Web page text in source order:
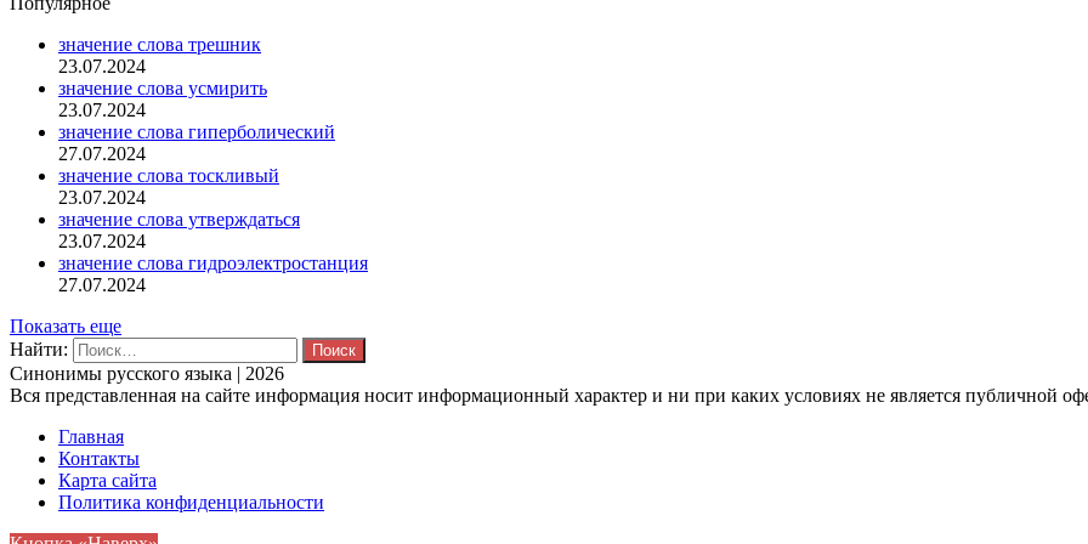
значение слова трешник
23.07.2024
значение слова усмирить
23.07.2024
значение слова гиперболический
27.07.2024
значение слова тоскливый
23.07.2024
значение слова утверждаться
23.07.2024
значение слова гидроэлектростанция
27.07.2024
Показать еще
Найти:
Синонимы русского языка | 2026
Вся представленная на сайте информация носит информационный характер и ни при каких условиях не является публичной
Главная
Контакты
Карта сайта
Политика конфиденциальности